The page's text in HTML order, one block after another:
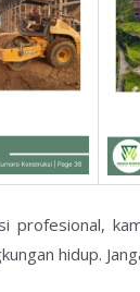
profesional,
hidup.